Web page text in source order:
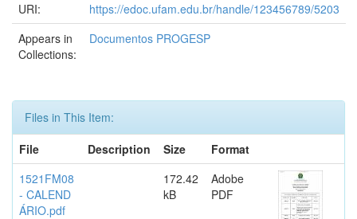
URI:
https://edoc.ufam.edu.br/handle/123456789/5203
Appears in
Collections:
Documentos PROGESP
Files in This Item:
File
Description Size
Format
1521FM08
- CALEND
ÁRIO.pdf
172.42
kB
Adobe
PDF